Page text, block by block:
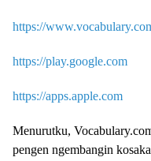
https://
https://play.google.com
https://apps.apple.com
Menurutku,
pengen ngembangin